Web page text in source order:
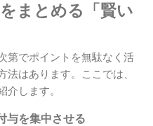
まとめる「賢い
第でポイントを無駄なく活
はあります。ここでは、
します。
与を集中させる